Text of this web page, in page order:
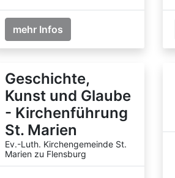
mehr Infos
Geschichte,
Kunst und Glaube
- Kirchenführung
St. Marien
Ev.-Luth. Kirchengemeinde St.
Marien zu Flensburg